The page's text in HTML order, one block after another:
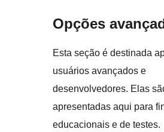
Opções
Esta seção é destinada
usuários avançados e
desenvolvedores. Elas
apresentadas aqui para
educacionais e de testes.